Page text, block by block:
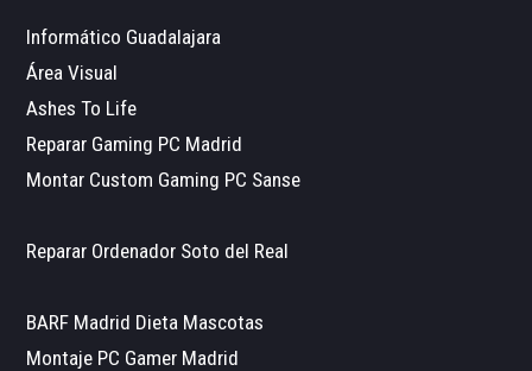
Informático Guadalajara
Área Visual
Ashes To Life
Reparar Gaming PC Madrid
Montar Custom Gaming PC Sanse
Reparar Ordenador Soto del Real
BARF Madrid Dieta Mascotas
Montaje PC Gamer Madrid